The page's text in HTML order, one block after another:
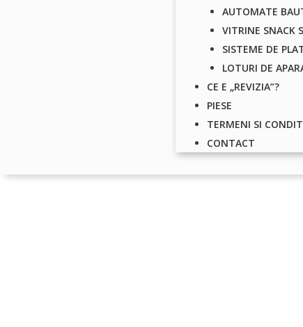
AUTOMATE
VITRINE SNACK
SISTEME DE
LOTURI DE
CE E „REVIZIA”?
PIESE
TERMENI SI
CONTACT